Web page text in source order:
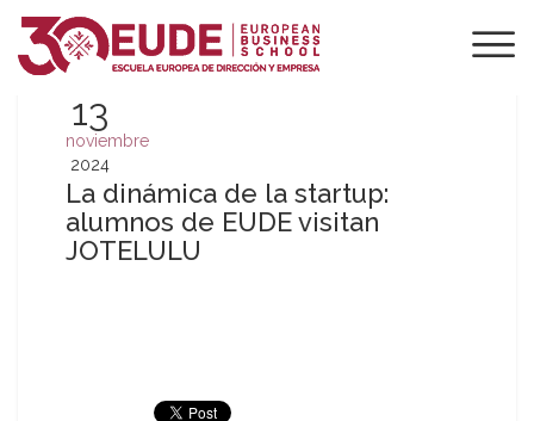
13
noviembre
2024
La dinámica de la startup:
alumnos de EUDE visitan
JOTELULU